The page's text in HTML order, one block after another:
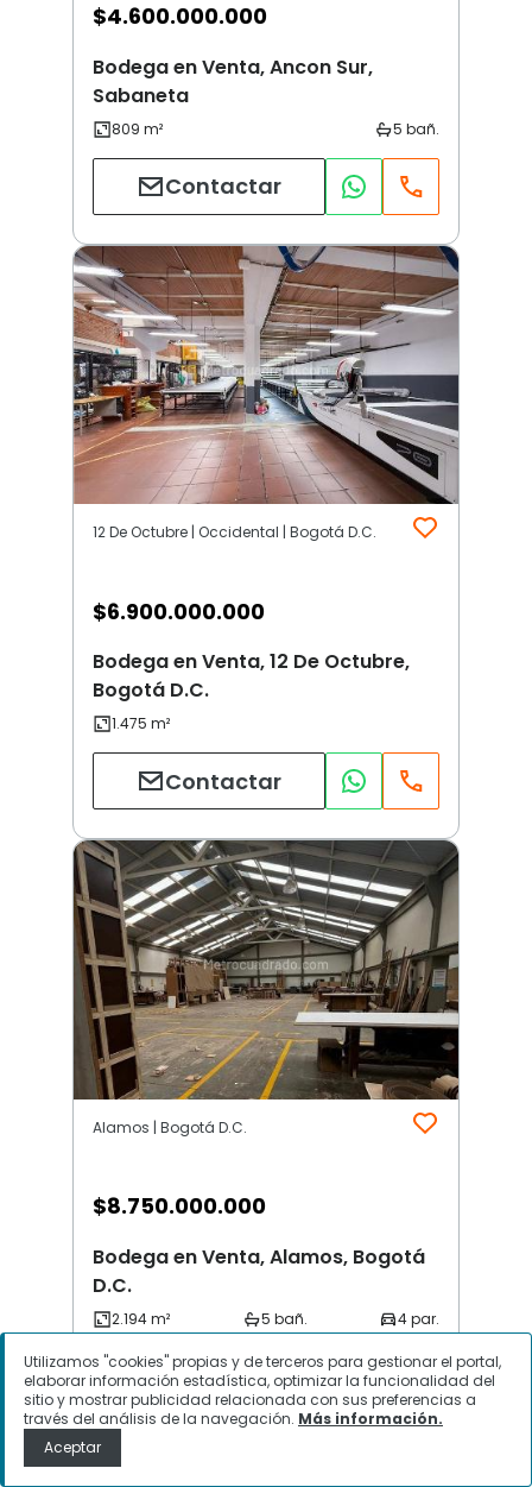
$4.600.000.000
Bodega en Venta, Ancon Sur,
Sabaneta
Contactar
12 De Octubre | Occidental | Bogotá D.C.
$6.900.000.000
Bodega en Venta, 12 De Octubre,
Bogotá D.C.
Contactar
Alamos | Bogotá D.C.
$8.750.000.000
Bodega en Venta, Alamos, Bogotá
D.C.
Contactar
Utilizamos "cookies" propias y de terceros para gestionar el portal,
elaborar información estadística, optimizar la funcionalidad del
sitio y mostrar publicidad relacionada con sus preferencias a
través del análisis de la navegación. Más información.
Aceptar